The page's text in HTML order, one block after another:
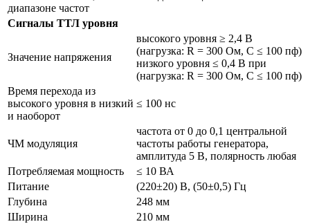
диапазоне частот
Сигналы ТТЛ уровня
Значение напряжения
высокого уровня ≥ 2,4 В
(нагрузка: R = 300 Ом, С ≤ 100 пф)
низкого уровня ≤ 0,4 В при
(нагрузка: R = 300 Ом, С ≤ 100 пф)
Время перехода из
высокого уровня в низкий
и наоборот
≤ 100 нс
ЧМ модуляция
частота от 0 до 0,1 центральной
частоты работы генератора,
амплитуда 5 В, полярность любая
Потребляемая мощность
≤ 10 ВА
Питание
(220±20) В, (50±0,5) Гц
Глубина
248 мм
Ширина
210 мм